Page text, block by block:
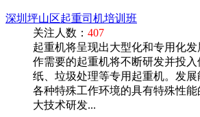
深圳坪山区起重司机培训班
关注人数： 407
起重机将呈现出大型化和专用化
作需要的起重机将不断研发并投
纸、垃圾处理等专用起重机。发
各种特殊工作环境的具有特殊性
大技术研发...